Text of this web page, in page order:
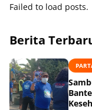
Failed to load posts.
Berita